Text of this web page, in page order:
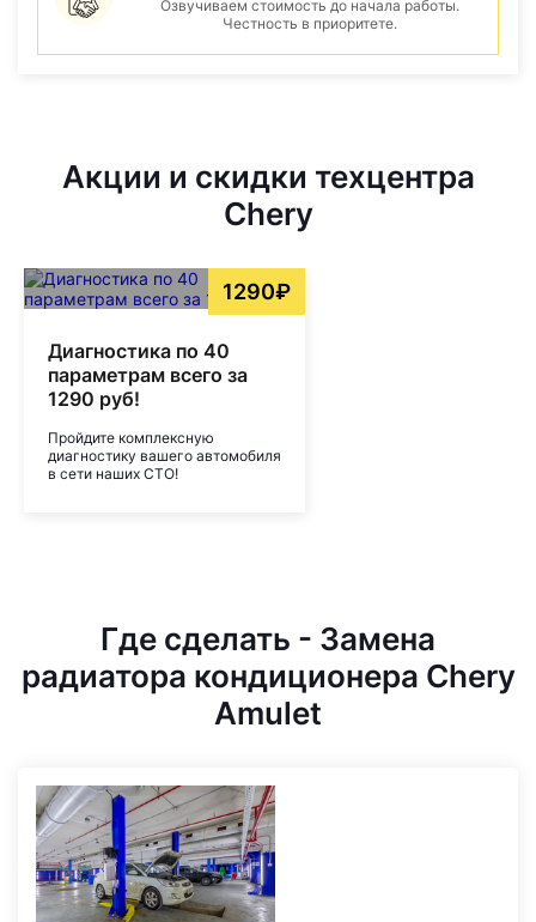
Озвучиваем стоимость до начала работы.
Честность в приоритете.
Акции и скидки техцентра
Chery
1290₽
Диагностика по 40
параметрам всего за
1290 руб!
Пройдите комплексную
диагностику вашего автомобиля
в сети наших СТО!
Где сделать - Замена
радиатора кондиционера Chery
Amulet